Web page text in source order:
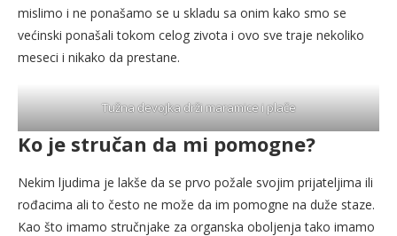
mislimo i ne ponašamo se u skladu sa onim kako smo se
većinski ponašali tokom celog zivota i ovo sve traje nekoliko
meseci i nikako da prestane.
Tužna devojka drži maramice i plače
Ko je stručan da mi pomogne?
Nekim ljudima je lakše da se prvo požale svojim prijateljima ili
rođacima ali to često ne može da im pomogne na duže staze.
Kao što imamo stručnjake za organska oboljenja tako imamo